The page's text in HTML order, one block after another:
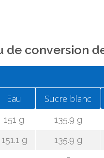
de conversion
Eau
Sucre blanc
151 g 135.9 g
151.1 g 135.9 g